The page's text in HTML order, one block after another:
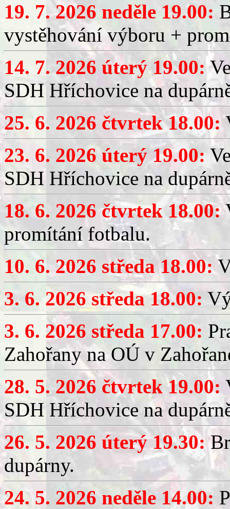
19. 7. 2026 neděle 19.00:
vystěhování výboru +
14. 7. 2026 úterý 19.00:
SDH Hříchovice na
25. 6. 2026 čtvrtek 18.00:
23. 6. 2026 úterý 19.00:
SDH Hříchovice na
18. 6. 2026 čtvrtek 18.00:
promítání fotbalu.
10. 6. 2026 středa 18.00:
3. 6. 2026 středa 18.00:
3. 6. 2026 středa 17.00:
Zahořany na OÚ v
28. 5. 2026 čtvrtek 19.00:
SDH Hříchovice na
26. 5. 2026 úterý 19.30:
dupárny.
24. 5. 2026 neděle 14.00: